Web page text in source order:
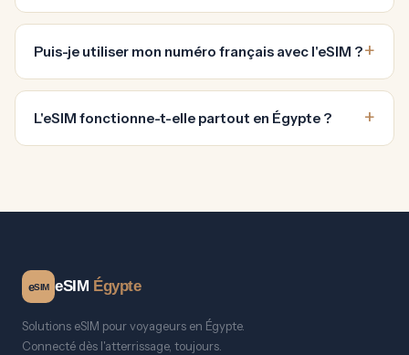
Puis-je utiliser mon numéro français avec l'eSIM ?
L'eSIM fonctionne-t-elle partout en Égypte ?
eSIM eSIM Égypte
Solutions eSIM pour voyageurs en Égypte.
Connecté dès l'atterrissage, toujours.